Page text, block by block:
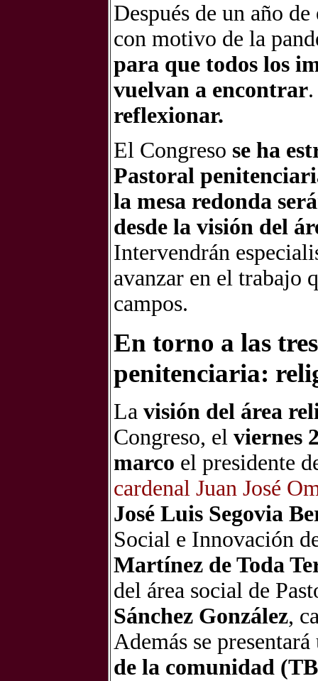
Después de un año
con motivo de la
para que todos los
vuelvan a encontrar
reflexionar.
El Congreso se ha
Pastoral
la mesa redonda
desde la visión del
Intervendrán
avanzar en el trabajo
campos.
En torno a las
penitenciaria:
La visión del área
Congreso, el viernes
marco el presidente
cardenal Juan José
José Luis Segovia
Social e Innovación
Martínez de Toda
del área social de
Sánchez González,
Además se
de la comunidad